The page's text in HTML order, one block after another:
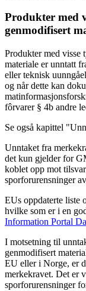
Produkter med
genmodifisert
Produkter med visse
materiale er unntatt
eller teknisk
og når dette kan
fôrvarer § 4b andre
Se også kapittel
Unntaket fra
det kun gjelder for
koblet opp mot
sporforurensninger
EUs oppdaterte liste
hvilke som er i en
Information Portal
I motsetning til
genmodifisert
EU eller i Norge, er
merkekravet. Det er
sporforurensninger